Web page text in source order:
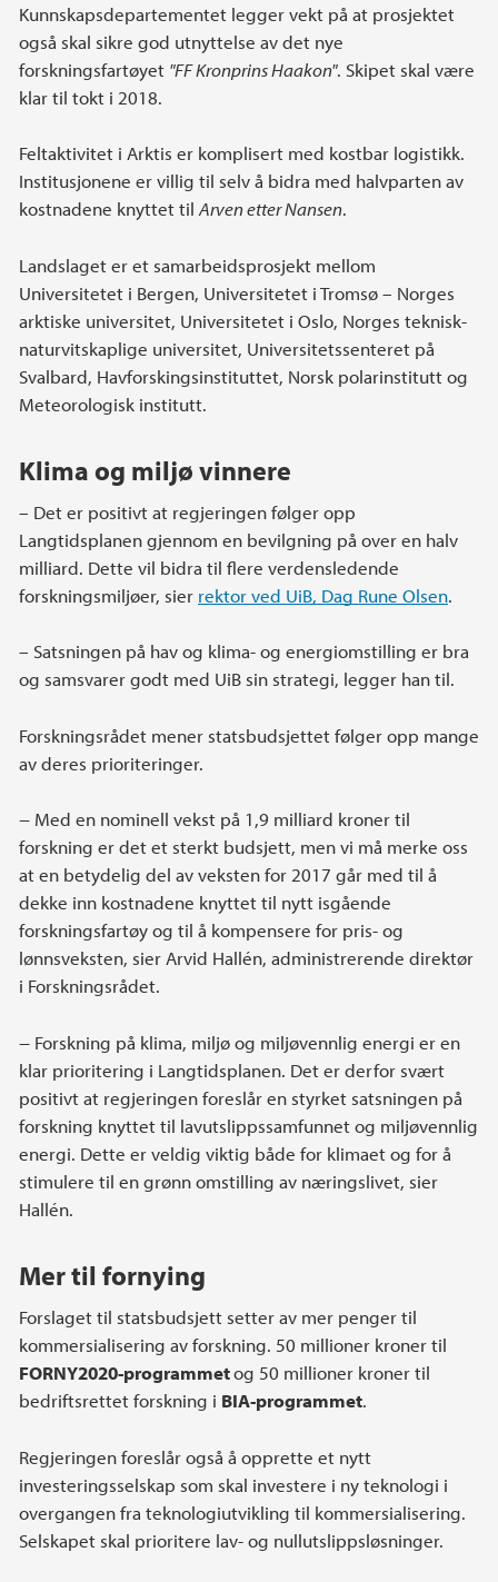
Kunnskapsdepartementet legger vekt på at prosjektet
også skal sikre god utnyttelse av det nye
forskningsfartøyet "FF Kronprins Haakon". Skipet skal være
klar til tokt i 2018.
Feltaktivitet i Arktis er komplisert med kostbar logistikk.
Institusjonene er villig til selv å bidra med halvparten av
kostnadene knyttet til Arven etter Nansen.
Landslaget er et samarbeidsprosjekt mellom
Universitetet i Bergen, Universitetet i Tromsø – Norges
arktiske universitet, Universitetet i Oslo, Norges teknisk-
naturvitskaplige universitet, Universitetssenteret på
Svalbard, Havforskingsinstituttet, Norsk polarinstitutt og
Meteorologisk institutt.
Klima og miljø vinnere
– Det er positivt at regjeringen følger opp
Langtidsplanen gjennom en bevilgning på over en halv
milliard. Dette vil bidra til flere verdensledende
forskningsmiljøer, sier rektor ved UiB, Dag Rune Olsen.
– Satsningen på hav og klima- og energiomstilling er bra
og samsvarer godt med UiB sin strategi, legger han til.
Forskningsrådet mener statsbudsjettet følger opp mange
av deres prioriteringer.
− Med en nominell vekst på 1,9 milliard kroner til
forskning er det et sterkt budsjett, men vi må merke oss
at en betydelig del av veksten for 2017 går med til å
dekke inn kostnadene knyttet til nytt isgående
forskningsfartøy og til å kompensere for pris- og
lønnsveksten, sier Arvid Hallén, administrerende direktør
i Forskningsrådet.
− Forskning på klima, miljø og miljøvennlig energi er en
klar prioritering i Langtidsplanen. Det er derfor svært
positivt at regjeringen foreslår en styrket satsningen på
forskning knyttet til lavutslippssamfunnet og miljøvennlig
energi. Dette er veldig viktig både for klimaet og for å
stimulere til en grønn omstilling av næringslivet, sier
Hallén.
Mer til fornying
Forslaget til statsbudsjett setter av mer penger til
kommersialisering av forskning. 50 millioner kroner til
FORNY2020-programmetog 50 millioner kroner til
bedriftsrettet forskning i BIA-programmet.
Regjeringen foreslår også å opprette et nytt
investeringsselskap som skal investere i ny teknologi i
overgangen fra teknologiutvikling til kommersialisering.
Selskapet skal prioritere lav- og nullutslippsløsninger.